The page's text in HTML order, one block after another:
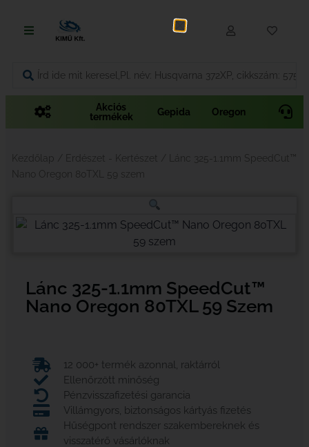
Vágás és fűrészelés
Akkumulátoros termékek
Talajápolás és tisztítás
Kenőanyagok és kannák
Tartozékok és kiegészítők
Akciós
termékek
Gepida Oregon
Kezdőlap Erdészet - Kertészet
/ Lánc 325-1.1mm SpeedCut™
Nano Oregon 80TXL 59 szem
Lánc 325-1.1mm SpeedCut™
Nano Oregon 80TXL 59 Szem
12 000+ termék azonnal, raktárról
Ellenőrzött minőség
Pénzvisszafizetési garancia
Villámgyors, biztonságos kártyás fizetés
Hűségpont rendszer szakembereknek és
visszatérő vásárlóknak